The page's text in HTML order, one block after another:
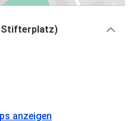
Stifterplatz)
anzeigen